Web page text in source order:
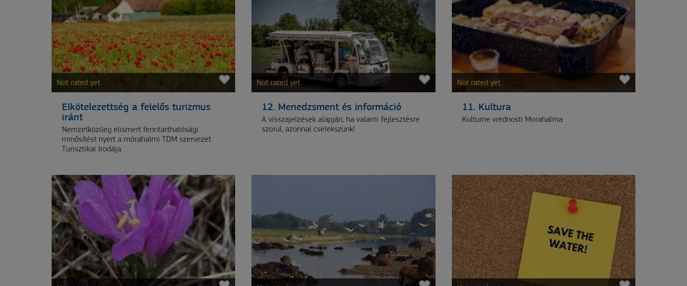
Not rated yet
Elkötelezettség a felelős turizmus
iránt
Nemzetközileg elismert fenntarthatósági
minősítést nyert a mórahalmi TDM szervezet
Turisztikai Irodája.
Not rated yet
12. Menedzsment és információ
A visszajelzések alapján, ha valami fejlesztésre
szorul, azonnal cselekszünk!
Not rated yet
11. Kultura
Kulturne vrednosti Morahalma